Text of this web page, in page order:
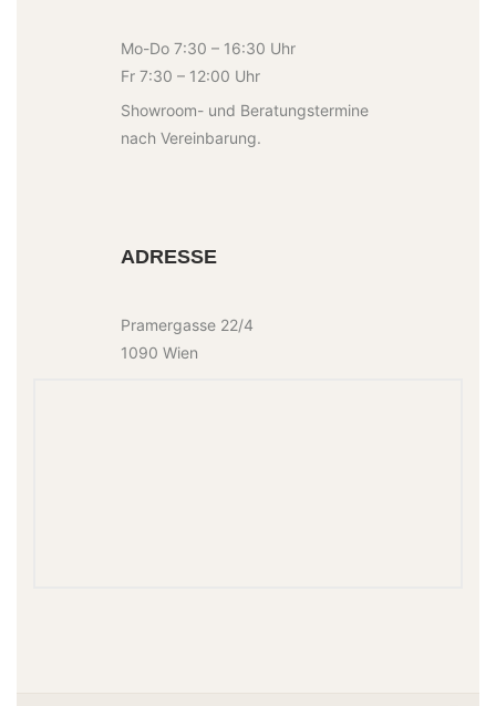
Mo-Do 7:30 – 16:30 Uhr
Fr 7:30 – 12:00 Uhr
Showroom- und Beratungstermine
nach Vereinbarung.
ADRESSE
Pramergasse 22/4
1090 Wien